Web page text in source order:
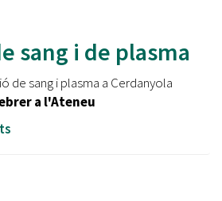
sang i de plasma
de sang i plasma a Cerdanyola
a l'Ateneu